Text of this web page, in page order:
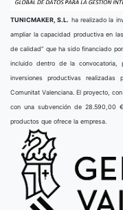
TUNICMAKER, S.L. ha realizado la
ampliar la capacidad productiva en
de calidad” que ha sido financiado
incluido dentro de la convocatoria,
inversiones productivas
Comunitat Valenciana. El proyecto,
con una subvención de 28.590,00
productos que ofrece la empresa.